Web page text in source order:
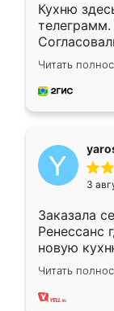
Кухню
недели
довольны
мебель за
Читать
3
Заказала
Ренессанс
новую
вполне
два года,
Читать